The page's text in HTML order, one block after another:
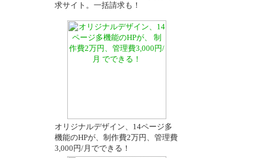
求サイト。一括請求も！
オリジナルデザイン、14ページ多
機能のHPが、制作費2万円、管理費
3,000円/月でできる！